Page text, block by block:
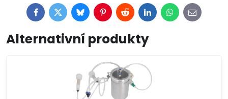
FacebookTwitterBlueskyPinterestRedditLinkedInWhatsApp
E-
mail
Alternativní produkty